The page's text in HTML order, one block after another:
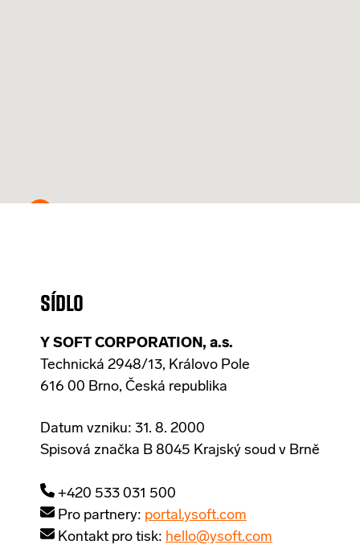
SÍDLO
Y SOFT CORPORATION, a.s.
Technická 2948/13, Královo Pole
616 00 Brno, Česká republika
Datum vzniku: 31. 8. 2000
Spisová značka B 8045 Krajský soud v Brně
+420 533 031 500
Pro partnery: portal.ysoft.com
Kontakt pro tisk: hello@ysoft.com